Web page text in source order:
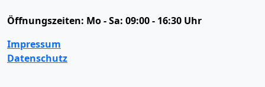
Öffnungszeiten: Mo - Sa: 09:00 - 16:30 Uhr
Impressum
Datenschutz